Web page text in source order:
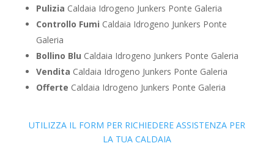
Pulizia Caldaia Idrogeno Junkers Ponte Galeria
Controllo Fumi Caldaia Idrogeno Junkers Ponte
Galeria
Bollino Blu Caldaia Idrogeno Junkers Ponte Galeria
Vendita Caldaia Idrogeno Junkers Ponte Galeria
Offerte Caldaia Idrogeno Junkers Ponte Galeria
UTILIZZA IL FORM PER RICHIEDERE ASSISTENZA PER
LA TUA CALDAIA